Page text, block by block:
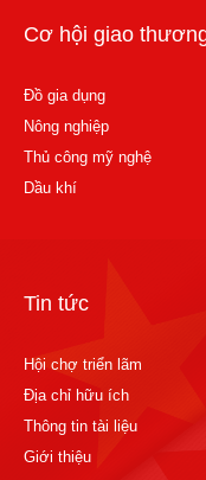
Cơ hội giao
Đồ gia dụng
Nông nghiệp
Thủ công mỹ nghệ
Dầu khí
Tin tức
Hội chợ triển lãm
Địa chỉ hữu ích
Thông tin tài liệu
Giới thiệu